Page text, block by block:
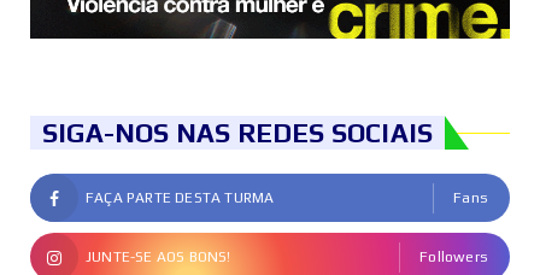
SIGA-NOS NAS REDES SOCIAIS
FAÇA PARTE DESTA TURMA Fans
JUNTE-SE AOS BONS! Followers